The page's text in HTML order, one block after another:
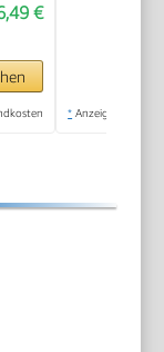
€
* Anzeige